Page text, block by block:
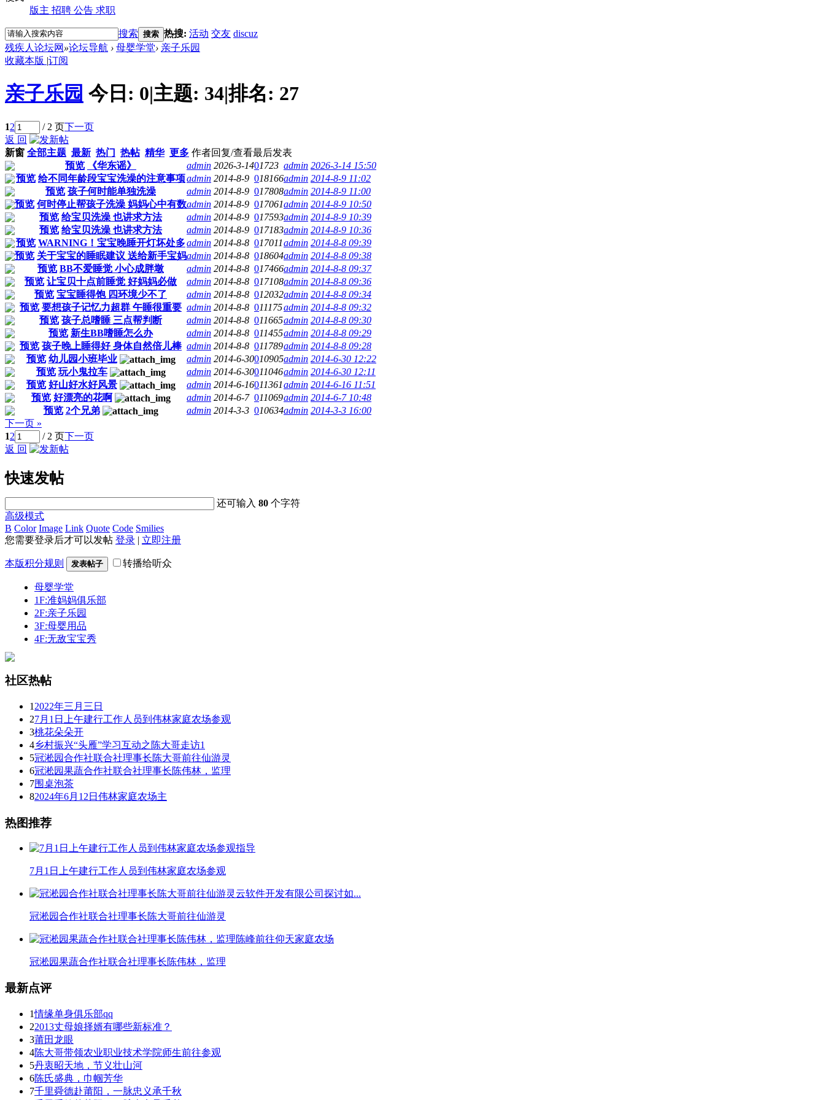
版主 招聘 公告 求职
搜索 搜索 热搜: 活动 交友 discuz
残疾人论坛网 »论坛导航 › 母婴学堂› 亲子乐园
收藏本版 |订阅
亲子乐园 今日: 0|主题: 34|排名: 27
12 / 2 页下一页
返 回
新窗 全部主题 最新 热门 热帖 精华 更多 作者回复/查看最后发表
预览
《华东谣》 admin 2026-3-1401723 admin 2026-3-14 15:50
预览 给不同年龄段宝宝洗澡的注意事项admin 2014-8-9 018166admin 2014-8-9 11:02
预览 孩子何时能单独洗澡 admin 2014-8-9 017808admin 2014-8-9 11:00
预览 何时停止帮孩子洗澡 妈妈心中有数admin 2014-8-9 017061admin 2014-8-9 10:50
预览 给宝贝洗澡 也讲求方法 admin 2014-8-9 017593admin 2014-8-9 10:39
预览 给宝贝洗澡 也讲求方法 admin 2014-8-9 017183admin 2014-8-9 10:36
预览 WARNING！宝宝晚睡开灯坏处多admin 2014-8-8 017011admin 2014-8-8 09:39
预览 关于宝宝的睡眠建议 送给新手宝妈admin 2014-8-8 018604admin 2014-8-8 09:38
预览 BB不爱睡觉 小心成胖墩 admin 2014-8-8 017466admin 2014-8-8 09:37
预览 让宝贝十点前睡觉 好妈妈必做 admin 2014-8-8 017108admin 2014-8-8 09:36
预览 宝宝睡得饱 四环境少不了 admin 2014-8-8 012032admin 2014-8-8 09:34
预览 要想孩子记忆力超群 午睡很重要 admin 2014-8-8 011175admin 2014-8-8 09:32
预览 孩子总嗜睡 三点帮判断 admin 2014-8-8 011665admin 2014-8-8 09:30
预览 新生BB嗜睡怎么办 admin 2014-8-8 011455admin 2014-8-8 09:29
预览 孩子晚上睡得好 身体自然倍儿棒 admin 2014-8-8 011789admin 2014-8-8 09:28
预览 幼儿园小班毕业 admin 2014-6-30010905admin 2014-6-30 12:22
预览 玩小鬼拉车 admin 2014-6-30011046admin 2014-6-30 12:11
预览 好山好水好风景 admin 2014-6-16011361admin 2014-6-16 11:51
预览 好漂亮的花啊 admin 2014-6-7 011069admin 2014-6-7 10:48
预览 2个兄弟 admin 2014-3-3 010634admin 2014-3-3 16:00
下一页 »
12 / 2 页下一页
返 回
快速发帖
还可输入80 个字符
高级模式
B Color Image Link Quote Code Smilies
您需要登录后才可以发帖 登录 | 立即注册
本版积分规则 发表帖子 转播给听众
母婴学堂
1F:准妈妈俱乐部
2F:亲子乐园
3F:母婴用品
4F:无敌宝宝秀
社区热帖
1 2022年三月三日
27月1日上午建行工作人员到伟林家庭农场参观
3桃花朵朵开
4乡村振兴“头雁”学习互动之陈大哥走访1
5冠淞园合作社联合社理事长陈大哥前往仙游灵
6冠淞园果蔬合作社联合社理事长陈伟林，监理
7围桌泡茶
82024年6月12日伟林家庭农场主
热图推荐
7月1日上午建行工作人员到伟林家庭农场参观
冠淞园合作社联合社理事长陈大哥前往仙游灵
冠淞园果蔬合作社联合社理事长陈伟林，监理
最新点评
1情缘单身俱乐部qq
22013丈母娘择婿有哪些新标准？
3莆田龙眼
4陈大哥带领农业职业技术学院师生前往参观
5丹衷昭天地，节义壮山河
6陈氏盛典，巾帼芳华
7千里舜德赴莆阳，一脉忠义承千秋